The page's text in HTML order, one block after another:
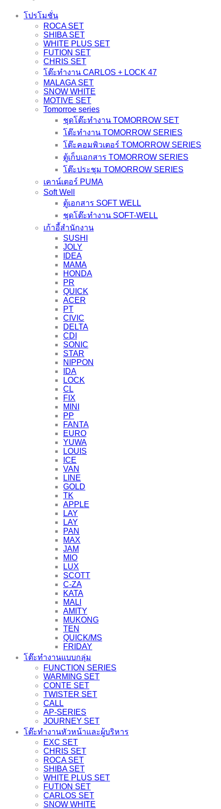
เฟรมโปรโมชั่น
ROCA SET
SHIBA SET
WHITE PLUS SET
FUTION SET
CHRIS SET
โต๊ะทำงาน CARLOS + LOCK 47
MALAGA SET
SNOW WHITE
MOTIVE SET
Tomorroe series
ชุดโต๊ะทำงาน TOMORROW SET
โต๊ะทำงาน TOMORROW SERIES
โต๊ะคอมพิวเตอร์ TOMORROW SERIES
ตู้เก็บเอกสาร TOMORROW SERIES
โต๊ะประชุม TOMORROW SERIES
เคาน์เตอร์ PUMA
Soft Well
ตู้เอกสาร SOFT WELL
ชุดโต๊ะทำงาน SOFT-WELL
เก้าอี้สำนักงาน
SUSHI
JOLY
IDEA
MAMA
HONDA
PR
QUICK
ACER
PT
CIVIC
DELTA
CDI
SONIC
STAR
NIPPON
IDA
LOCK
CL
FIX
MINI
PP
FANTA
EURO
YUWA
LOUIS
ICE
VAN
LINE
GOLD
TK
APPLE
LAY
LAY
PAN
MAX
JAM
MIO
LUX
SCOTT
C-ZA
KATA
MALI
AMITY
MUKONG
TEN
QUICK/MS
FRIDAY
โต๊ะทำงานแบบกลุ่ม
FUNCTION SERIES
WARMING SET
CONTE SET
TWISTER SET
CALL
AP-SERIES
JOURNEY SET
โต๊ะทำงานหัวหน้าและผู้บริหาร
EXC SET
CHRIS SET
ROCA SET
SHIBA SET
WHITE PLUS SET
FUTION SET
CARLOS SET
SNOW WHITE